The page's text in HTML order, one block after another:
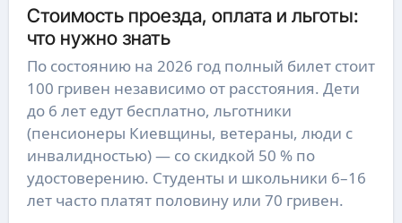
Стоимость проезда, оплата и льготы:
что нужно знать
По состоянию на 2026 год полный билет стоит
100 гривен независимо от расстояния. Дети
до 6 лет едут бесплатно, льготники
(пенсионеры Киевщины, ветераны, люди с
инвалидностью) — со скидкой 50 % по
удостоверению. Студенты и школьники 6–16
лет часто платят половину или 70 гривен.